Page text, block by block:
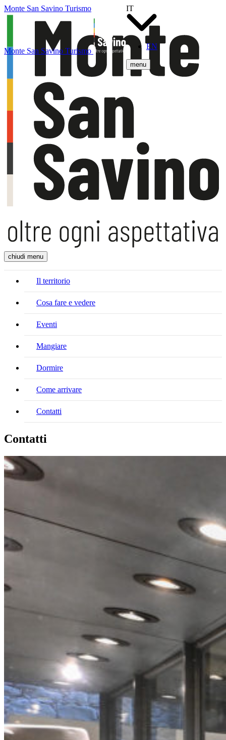
Monte San Savino Turismo
IT
EN
menu
Monte San Savino Turismo
chiudi menu
Il territorio
Cosa fare e vedere
Eventi
Mangiare
Dormire
Come arrivare
Contatti
Contatti